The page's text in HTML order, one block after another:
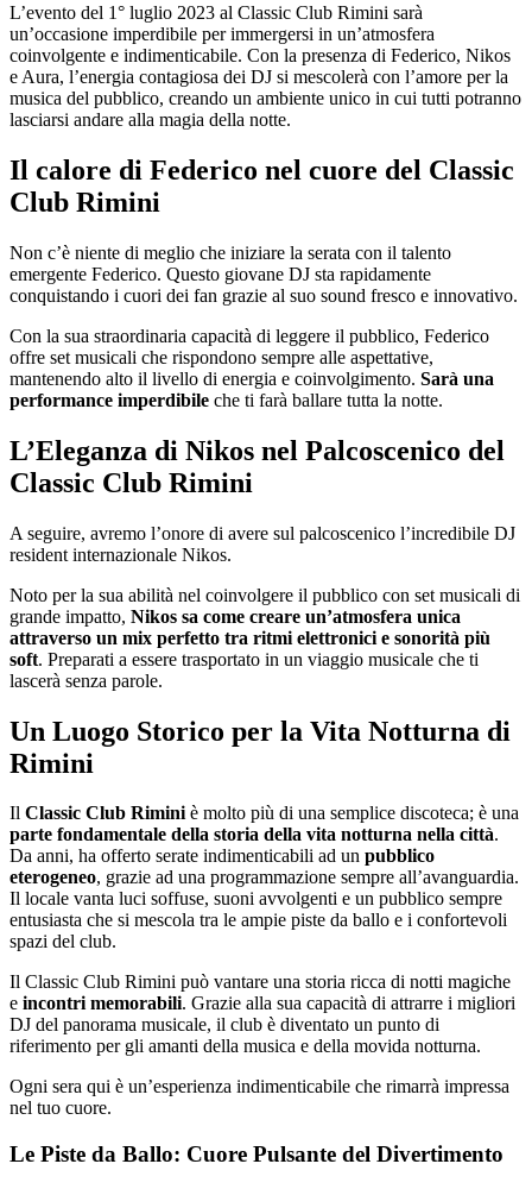
L’evento del 1° luglio 2023 al Classic Club Rimini sarà
un’occasione imperdibile per immergersi in un’atmosfera
coinvolgente e indimenticabile. Con la presenza di Federico, Nikos
e Aura, l’energia contagiosa dei DJ si mescolerà con l’amore per la
musica del pubblico, creando un ambiente unico in cui tutti potranno
lasciarsi andare alla magia della notte.
Il calore di Federico nel cuore del Classic
Club Rimini
Non c’è niente di meglio che iniziare la serata con il talento
emergente Federico. Questo giovane DJ sta rapidamente
conquistando i cuori dei fan grazie al suo sound fresco e innovativo.
Con la sua straordinaria capacità di leggere il pubblico, Federico
offre set musicali che rispondono sempre alle aspettative,
mantenendo alto il livello di energia e coinvolgimento. Sarà una
performance imperdibile che ti farà ballare tutta la notte.
L’Eleganza di Nikos nel Palcoscenico del
Classic Club Rimini
A seguire, avremo l’onore di avere sul palcoscenico l’incredibile DJ
resident internazionale Nikos.
Noto per la sua abilità nel coinvolgere il pubblico con set musicali di
grande impatto, Nikos sa come creare un’atmosfera unica
attraverso un mix perfetto tra ritmi elettronici e sonorità più
soft. Preparati a essere trasportato in un viaggio musicale che ti
lascerà senza parole.
Un Luogo Storico per la Vita Notturna di
Rimini
Il Classic Club Riminiè molto più di una semplice discoteca; è una
parte fondamentale della storia della vita notturna nella città.
Da anni, ha offerto serate indimenticabili ad un pubblico
eterogeneo, grazie ad una programmazione sempre all’avanguardia.
Il locale vanta luci soffuse, suoni avvolgenti e un pubblico sempre
entusiasta che si mescola tra le ampie piste da ballo e i confortevoli
spazi del club.
Il Classic Club Rimini può vantare una storia ricca di notti magiche
e incontri memorabili. Grazie alla sua capacità di attrarre i migliori
DJ del panorama musicale, il club è diventato un punto di
riferimento per gli amanti della musica e della movida notturna.
Ogni sera qui è un’esperienza indimenticabile che rimarrà impressa
nel tuo cuore.
Le Piste da Ballo: Cuore Pulsante del Divertimento